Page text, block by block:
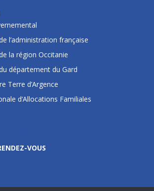
l’administration française
la région Occitanie
département du Gard
Terre d’Argence
d’Allocations Familiales
VOUS